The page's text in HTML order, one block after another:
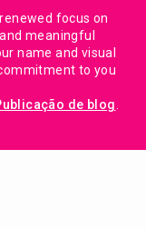
focus on
meaningful
name and visual
to you
de blog